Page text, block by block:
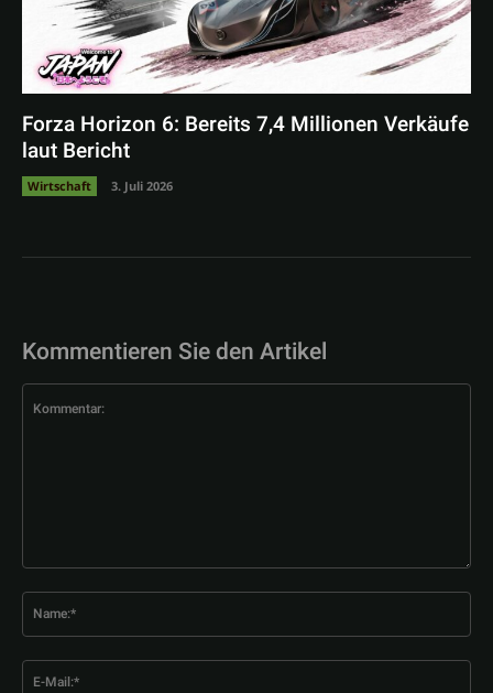
Forza Horizon 6: Bereits 7,4 Millionen Verkäufe
laut Bericht
Wirtschaft 3. Juli 2026
Kommentieren Sie den Artikel